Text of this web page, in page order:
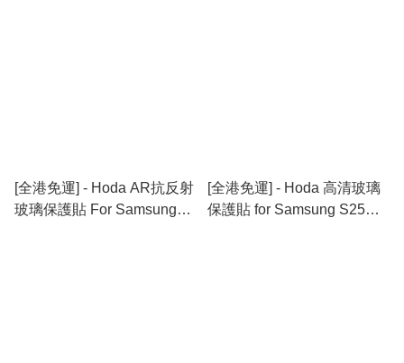
[全港免運] - Hoda AR抗反射
玻璃保護貼 For Samsung
[全港免運] - Hoda 高清玻璃
保護貼 for Samsung S25系